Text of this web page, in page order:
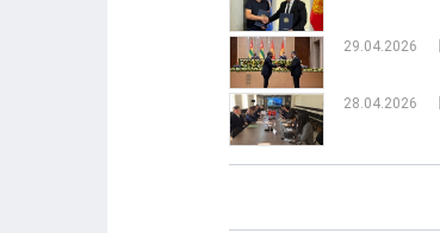
29.04.2026
28.04.2026